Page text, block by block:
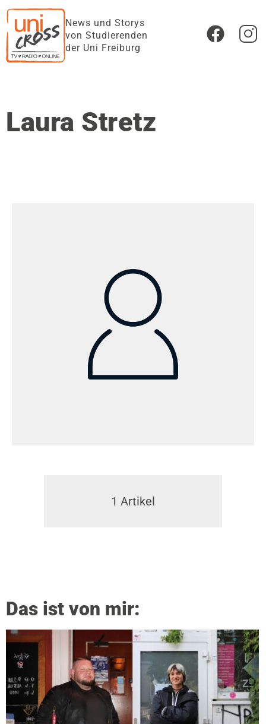
News und Storys
von Studierenden
der Uni Freiburg
Laura Stretz
1 Artikel
Das ist von mir: